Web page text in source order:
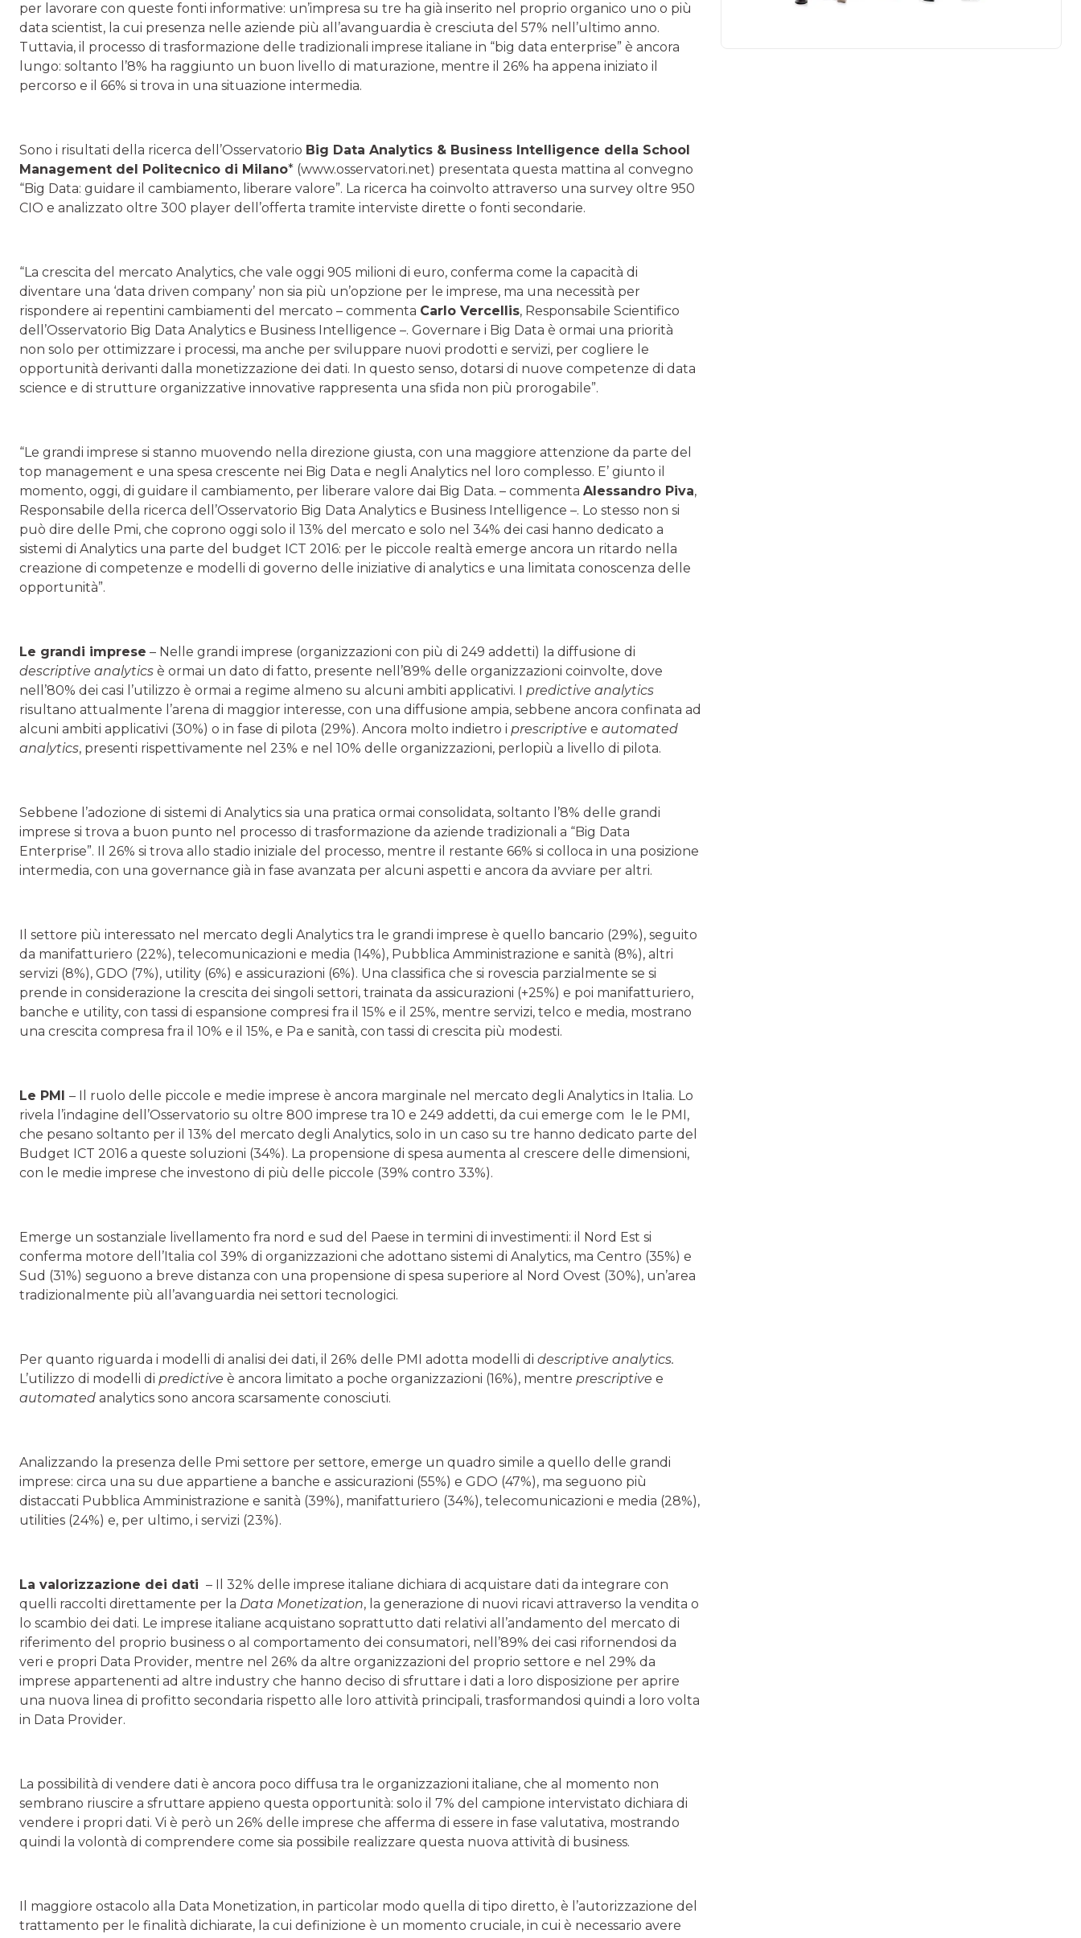
per lavorare con queste fonti informative: un’impresa su tre ha già inserito nel proprio organico uno o più
data scientist, la cui presenza nelle aziende più all’avanguardia è cresciuta del 57% nell’ultimo anno.
Tuttavia, il processo di trasformazione delle tradizionali imprese italiane in “big data enterprise” è ancora
lungo: soltanto l’8% ha raggiunto un buon livello di maturazione, mentre il 26% ha appena iniziato il
percorso e il 66% si trova in una situazione intermedia.
Sono i risultati della ricerca dell’Osservatorio Big Data Analytics & Business Intelligence della School
Management del Politecnico di Milano* (www.osservatori.net) presentata questa mattina al convegno
“Big Data: guidare il cambiamento, liberare valore”. La ricerca ha coinvolto attraverso una survey oltre 950
CIO e analizzato oltre 300 player dell’offerta tramite interviste dirette o fonti secondarie.
“La crescita del mercato Analytics, che vale oggi 905 milioni di euro, conferma come la capacità di
diventare una ‘data driven company’ non sia più un’opzione per le imprese, ma una necessità per
rispondere ai repentini cambiamenti del mercato – commenta Carlo Vercellis, Responsabile Scientifico
dell’Osservatorio Big Data Analytics e Business Intelligence –. Governare i Big Data è ormai una priorità
non solo per ottimizzare i processi, ma anche per sviluppare nuovi prodotti e servizi, per cogliere le
opportunità derivanti dalla monetizzazione dei dati. In questo senso, dotarsi di nuove competenze di data
science e di strutture organizzative innovative rappresenta una sfida non più prorogabile”.
“Le grandi imprese si stanno muovendo nella direzione giusta, con una maggiore attenzione da parte del
top management e una spesa crescente nei Big Data e negli Analytics nel loro complesso. E’ giunto il
momento, oggi, di guidare il cambiamento, per liberare valore dai Big Data. – commenta Alessandro Piva,
Responsabile della ricerca dell’Osservatorio Big Data Analytics e Business Intelligence –. Lo stesso non si
può dire delle Pmi, che coprono oggi solo il 13% del mercato e solo nel 34% dei casi hanno dedicato a
sistemi di Analytics una parte del budget ICT 2016: per le piccole realtà emerge ancora un ritardo nella
creazione di competenze e modelli di governo delle iniziative di analytics e una limitata conoscenza delle
opportunità”.
Le grandi imprese – Nelle grandi imprese (organizzazioni con più di 249 addetti) la diffusione di
descriptive analytics è ormai un dato di fatto, presente nell’89% delle organizzazioni coinvolte, dove
nell’80% dei casi l’utilizzo è ormai a regime almeno su alcuni ambiti applicativi. I predictive analytics
risultano attualmente l’arena di maggior interesse, con una diffusione ampia, sebbene ancora confinata ad
alcuni ambiti applicativi (30%) o in fase di pilota (29%). Ancora molto indietro i prescriptive e automated
analytics, presenti rispettivamente nel 23% e nel 10% delle organizzazioni, perlopiù a livello di pilota.
Sebbene l’adozione di sistemi di Analytics sia una pratica ormai consolidata, soltanto l’8% delle grandi
imprese si trova a buon punto nel processo di trasformazione da aziende tradizionali a “Big Data
Enterprise”. Il 26% si trova allo stadio iniziale del processo, mentre il restante 66% si colloca in una posizione
intermedia, con una governance già in fase avanzata per alcuni aspetti e ancora da avviare per altri.
Il settore più interessato nel mercato degli Analytics tra le grandi imprese è quello bancario (29%), seguito
da manifatturiero (22%), telecomunicazioni e media (14%), Pubblica Amministrazione e sanità (8%), altri
servizi (8%), GDO (7%), utility (6%) e assicurazioni (6%). Una classifica che si rovescia parzialmente se si
prende in considerazione la crescita dei singoli settori, trainata da assicurazioni (+25%) e poi manifatturiero,
banche e utility, con tassi di espansione compresi fra il 15% e il 25%, mentre servizi, telco e media, mostrano
una crescita compresa fra il 10% e il 15%, e Pa e sanità, con tassi di crescita più modesti.
Le PMI – Il ruolo delle piccole e medie imprese è ancora marginale nel mercato degli Analytics in Italia. Lo
rivela l’indagine dell’Osservatorio su oltre 800 imprese tra 10 e 249 addetti, da cui emerge com le le PMI,
che pesano soltanto per il 13% del mercato degli Analytics, solo in un caso su tre hanno dedicato parte del
Budget ICT 2016 a queste soluzioni (34%). La propensione di spesa aumenta al crescere delle dimensioni,
con le medie imprese che investono di più delle piccole (39% contro 33%).
Emerge un sostanziale livellamento fra nord e sud del Paese in termini di investimenti: il Nord Est si
conferma motore dell’Italia col 39% di organizzazioni che adottano sistemi di Analytics, ma Centro (35%) e
Sud (31%) seguono a breve distanza con una propensione di spesa superiore al Nord Ovest (30%), un’area
tradizionalmente più all’avanguardia nei settori tecnologici.
Per quanto riguarda i modelli di analisi dei dati, il 26% delle PMI adotta modelli di descriptive analytics.
L’utilizzo di modelli di predictive è ancora limitato a poche organizzazioni (16%), mentre prescriptive e
automated analytics sono ancora scarsamente conosciuti.
Analizzando la presenza delle Pmi settore per settore, emerge un quadro simile a quello delle grandi
imprese: circa una su due appartiene a banche e assicurazioni (55%) e GDO (47%), ma seguono più
distaccati Pubblica Amministrazione e sanità (39%), manifatturiero (34%), telecomunicazioni e media (28%),
utilities (24%) e, per ultimo, i servizi (23%).
La valorizzazione dei dati – Il 32% delle imprese italiane dichiara di acquistare dati da integrare con
quelli raccolti direttamente per la Data Monetization, la generazione di nuovi ricavi attraverso la vendita o
lo scambio dei dati. Le imprese italiane acquistano soprattutto dati relativi all’andamento del mercato di
riferimento del proprio business o al comportamento dei consumatori, nell’89% dei casi rifornendosi da
veri e propri Data Provider, mentre nel 26% da altre organizzazioni del proprio settore e nel 29% da
imprese appartenenti ad altre industry che hanno deciso di sfruttare i dati a loro disposizione per aprire
una nuova linea di profitto secondaria rispetto alle loro attività principali, trasformandosi quindi a loro volta
in Data Provider.
La possibilità di vendere dati è ancora poco diffusa tra le organizzazioni italiane, che al momento non
sembrano riuscire a sfruttare appieno questa opportunità: solo il 7% del campione intervistato dichiara di
vendere i propri dati. Vi è però un 26% delle imprese che afferma di essere in fase valutativa, mostrando
quindi la volontà di comprendere come sia possibile realizzare questa nuova attività di business.
Il maggiore ostacolo alla Data Monetization, in particolar modo quella di tipo diretto, è l’autorizzazione del
trattamento per le finalità dichiarate, la cui definizione è un momento cruciale, in cui è necessario avere